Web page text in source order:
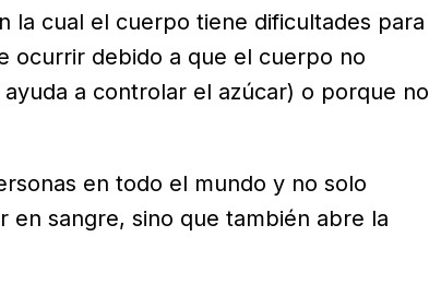
la cual el cuerpo tiene dificultades para
ocurrir debido a que el cuerpo no
a controlar el azúcar) o porque no
en todo el mundo y no solo
en sangre, sino que también abre la